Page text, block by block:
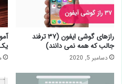
رازهای گوشی ایفون (۳۷ ترفند
جالب که همه نمی دانند)
دسامبر 5, 2020